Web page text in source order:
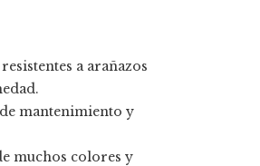
a arañazos
mantenimiento y
muchos colores y